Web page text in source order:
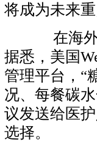
将成为未来重
在海外
据悉，美国
管理平台，“
况、每餐碳
议发送给医
选择。